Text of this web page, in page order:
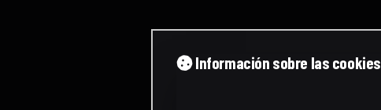
Información sobre las cookies